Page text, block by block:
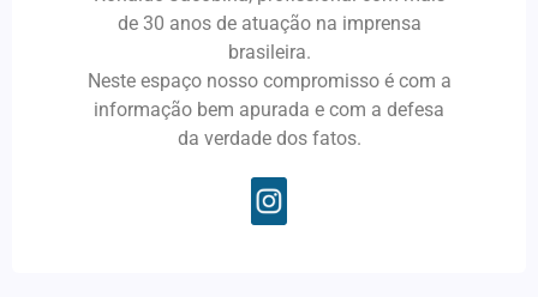
de 30 anos de atuação na imprensa
brasileira.
Neste espaço nosso compromisso é com a
informação bem apurada e com a defesa
da verdade dos fatos.